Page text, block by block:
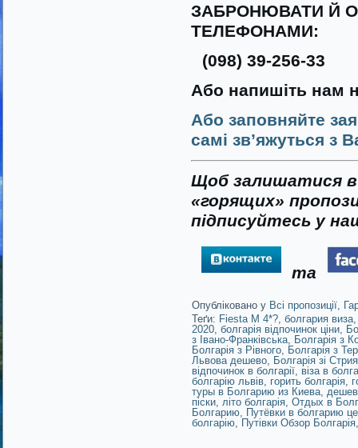
ЗАБРОНЮВАТИ Й
ТЕЛЕФОНАМИ:
(098) 39-256-33
Або напишіть нам
Або заповняйте
самі зв’яжуться з
Щоб залишатися в
«горящих»
підписуйтесь у
та
Опубліковано у Всі пропозиції
Теґи: Fiesta M 4*? болгария виза
2020 болгарія відпочинок ціни
з Івано-Франківська Болгарія з
Болгарія з Рівного Болгарія з
Львова дешево Болгарія зі Стрия
відпочинок в болгарії віза в
болгарію львів горить болгарія
туры в Болгарию из Киева
піски літо болгарія Отдых в
Болгарию Путёвки в болгарию
болгарію Путівки Обзор Болгарія